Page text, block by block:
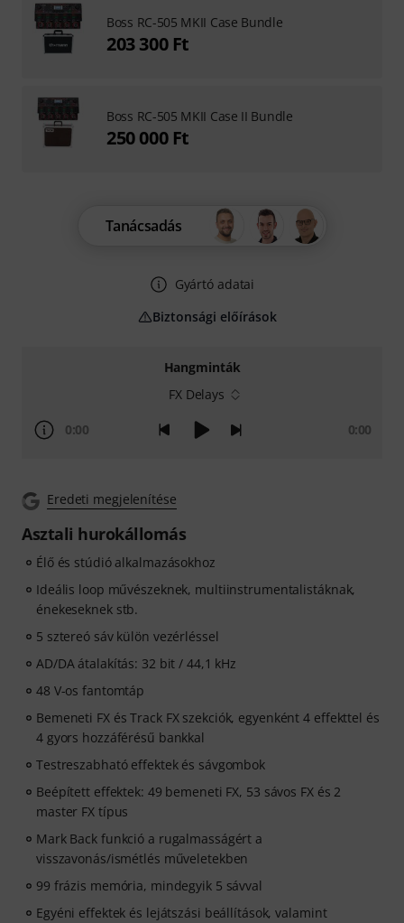
Hangminták
FX Delays
0:00 0:00
Eredeti megjelenítése
Asztali hurokállomás
Élő és stúdió alkalmazásokhoz
Ideális loop művészeknek, multiinstrumentalistáknak,
énekeseknek stb.
5 sztereó sáv külön vezérléssel
AD/DA átalakítás: 32 bit / 44,1 kHz
48 V-os fantomtáp
Bemeneti FX és Track FX szekciók, egyenként 4 effekttel és
4 gyors hozzáférésű bankkal
Testreszabható effektek és sávgombok
Beépített effektek: 49 bemeneti FX, 53 sávos FX és 2
master FX típus
Mark Back funkció a rugalmasságért a
visszavonás/ismétlés műveletekben
99 frázis memória, mindegyik 5 sávval
Egyéni effektek és lejátszási beállítások, valamint
Tanácsadás
Gyártó adatai
Biztonsági előírások
Boss RC-505 MKII Case Bundle
203 300 Ft
Boss RC-505 MKII Case II Bundle
250 000 Ft